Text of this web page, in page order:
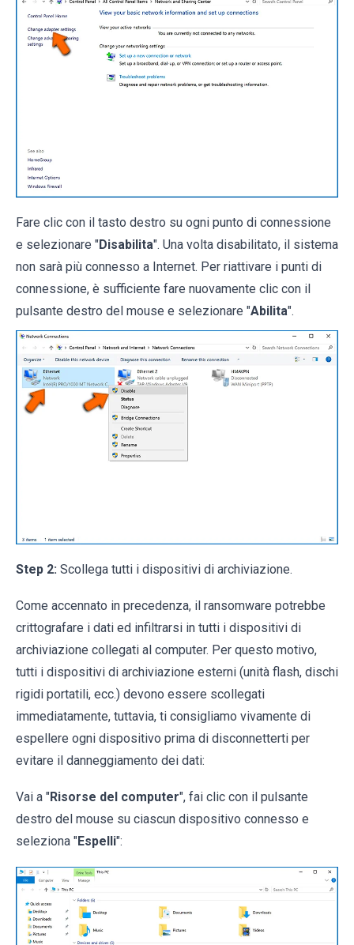
Fare clic con il tasto destro su ogni punto di connessione
e selezionare "Disabilita". Una volta disabilitato, il sistema
non sarà più connesso a Internet. Per riattivare i punti di
connessione, è sufficiente fare nuovamente clic con il
pulsante destro del mouse e selezionare "Abilita".
Step 2: Scollega tutti i dispositivi di archiviazione.
Come accennato in precedenza, il ransomware potrebbe
crittografare i dati ed infiltrarsi in tutti i dispositivi di
archiviazione collegati al computer. Per questo motivo,
tutti i dispositivi di archiviazione esterni (unità flash, dischi
rigidi portatili, ecc.) devono essere scollegati
immediatamente, tuttavia, ti consigliamo vivamente di
espellere ogni dispositivo prima di disconnetterti per
evitare il danneggiamento dei dati:
Vai a "Risorse del computer", fai clic con il pulsante
destro del mouse su ciascun dispositivo connesso e
seleziona "Espelli":